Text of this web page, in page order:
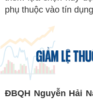
phụ thuộc vào tín
ĐBQH Nguyễn Hải